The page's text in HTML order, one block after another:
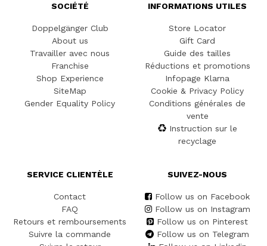
SOCIÉTÉ
Doppelgänger Club
About us
Travailler avec nous
Franchise
Shop Experience
SiteMap
Gender Equality Policy
INFORMATIONS UTILES
Store Locator
Gift Card
Guide des tailles
Réductions et promotions
Infopage Klarna
Cookie & Privacy Policy
Conditions générales de
vente
Instruction sur le
recyclage
SERVICE CLIENTÈLE
Contact
FAQ
Retours et remboursements
Suivre la commande
SUIVEZ-NOUS
Follow us on Facebook
Follow us on Instagram
Follow us on Pinterest
Follow us on Telegram